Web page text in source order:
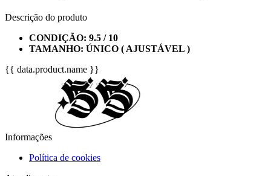
Descrição do produto
CONDIÇÃO: 9.5 / 10
TAMANHO: ÚNICO ( AJUSTÁVEL )
{{ data.product.name }}
Informações
Política de cookies